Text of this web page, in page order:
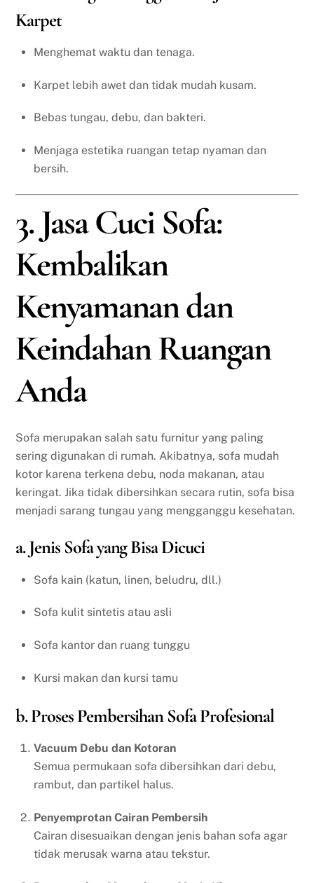
Karpet
Menghemat waktu dan tenaga.
Karpet lebih awet dan tidak mudah kusam.
Bebas tungau, debu, dan bakteri.
Menjaga estetika ruangan tetap nyaman dan
bersih.
3. Jasa Cuci Sofa:
Kembalikan
Kenyamanan dan
Keindahan Ruangan
Anda
Sofa merupakan salah satu furnitur yang paling
sering digunakan di rumah. Akibatnya, sofa mudah
kotor karena terkena debu, noda makanan, atau
keringat. Jika tidak dibersihkan secara rutin, sofa bisa
menjadi sarang tungau yang mengganggu kesehatan.
a. Jenis Sofa yang Bisa Dicuci
Sofa kain (katun, linen, beludru, dll.)
Sofa kulit sintetis atau asli
Sofa kantor dan ruang tunggu
Kursi makan dan kursi tamu
b. Proses Pembersihan Sofa Profesional
Vacuum Debu dan Kotoran
Semua permukaan sofa dibersihkan dari debu,
rambut, dan partikel halus.
Penyemprotan Cairan Pembersih
Cairan disesuaikan dengan jenis bahan sofa agar
tidak merusak warna atau tekstur.